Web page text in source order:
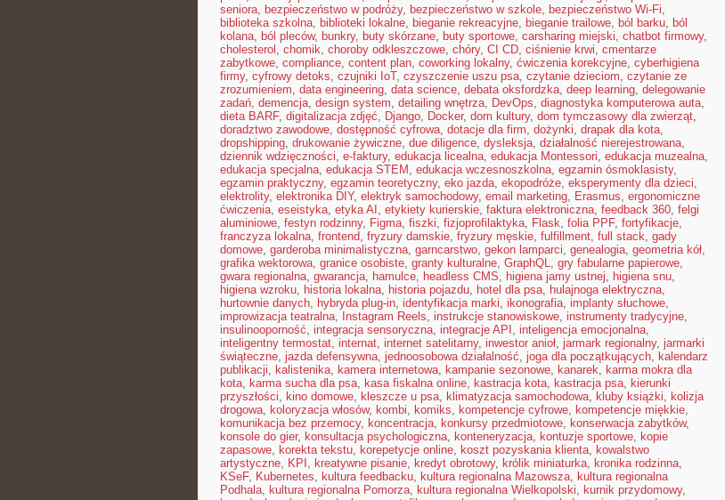
seniora, bezpieczeństwo w podróży, bezpieczeństwo w szkole, bezpieczeństwo Wi-Fi,
biblioteka szkolna, biblioteki lokalne, bieganie rekreacyjne, bieganie trailowe, ból barku, ból
kolana, ból pleców, bunkry, buty skórzane, buty sportowe, carsharing miejski, chatbot firmowy,
cholesterol , chomik, choroby odkleszczowe, chóry, CI CD, ciśnienie krwi, cmentarze
zabytkowe, compliance, content plan, coworking lokalny, ćwiczenia korekcyjne, cyberhigiena
firmy, cyfrowy detoks, czujniki IoT, czyszczenie uszu psa, czytanie dzieciom, czytanie ze
zrozumieniem, data engineering, data science, debata oksfordzka, deep learning, delegowanie
zadań, demencja, design system, detailing wnętrza, DevOps, diagnostyka komputerowa auta,
dieta BARF, digitalizacja zdjęć, Django, Docker, dom kultury, dom tymczasowy dla zwierząt,
doradztwo zawodowe, dostępność cyfrowa, dotacje dla firm, dożynki, drapak dla kota,
dropshipping, drukowanie żywiczne, due diligence, dysleksja, działalność nierejestrowana,
dziennik wdzięczności, e-faktury, edukacja licealna, edukacja Montessori, edukacja muzealna,
edukacja specjalna, edukacja STEM , edukacja wczesnoszkolna, egzamin ósmoklasisty,
egzamin praktyczny, egzamin teoretyczny, eko jazda, ekopodróże, eksperymenty dla dzieci,
elektrolity, elektronika DIY, elektryk samochodowy, email marketing, Erasmus, ergonomiczne
ćwiczenia, eseistyka, etyka AI , etykiety kurierskie, faktura elektroniczna, feedback 360, felgi
aluminiowe, festyn rodzinny, Figma, fiszki, fizjoprofilaktyka, Flask, folia PPF, fortyfikacje,
franczyza lokalna, frontend, fryzury damskie, fryzury męskie, fulfillment, full stack, gady
domowe, garderoba minimalistyczna, garncarstwo, gekon lamparci, genealogia, geometria kół,
grafika wektorowa, granice osobiste, granty kulturalne, GraphQL, gry fabularne papierowe,
gwara regionalna, gwarancja, hamulce, headless CMS, higiena jamy ustnej, higiena snu,
higiena wzroku, historia lokalna, historia pojazdu, hotel dla psa, hulajnoga elektryczna,
hurtownie danych, hybryda plug-in, identyfikacja marki, ikonografia, implanty słuchowe,
improwizacja teatralna, Instagram Reels, instrukcje stanowiskowe, instrumenty tradycyjne,
insulinooporność, integracja sensoryczna, integracje API , inteligencja emocjonalna,
inteligentny termostat, internat, internet satelitarny, inwestor anioł, jarmark regionalny, jarmarki
świąteczne, jazda defensywna, jednoosobowa działalność, joga dla początkujących, kalendarz
publikacji, kalistenika, kamera internetowa, kampanie sezonowe, kanarek, karma mokra dla
kota, karma sucha dla psa, kasa fiskalna online, kastracja kota, kastracja psa, kierunki
przyszłości, kino domowe, kleszcze u psa, klimatyzacja samochodowa, kluby książki, kolizja
drogowa, koloryzacja włosów, kombi, komiks, kompetencje cyfrowe, kompetencje miękkie,
komunikacja bez przemocy, koncentracja, konkursy przedmiotowe, konserwacja zabytków,
konsole do gier, konsultacja psychologiczna, konteneryzacja, kontuzje sportowe, kopie
zapasowe, korekta tekstu, korepetycje online, koszt pozyskania klienta, kowalstwo
artystyczne, KPI , kreatywne pisanie, kredyt obrotowy, królik miniaturka, kronika rodzinna,
KSeF, Kubernetes, kultura feedbacku, kultura regionalna Mazowsza, kultura regionalna
Podhala, kultura regionalna Pomorza, kultura regionalna Wielkopolski, kurnik przydomowy,